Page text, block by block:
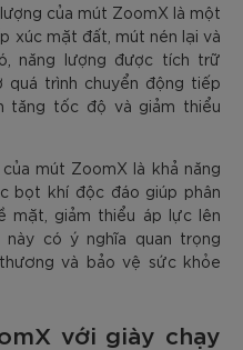
của mút ZoomX là một
xúc mặt đất, mút nén lại và
năng lượng được tích trữ
trình chuyển động tiếp
tăng tốc độ và giảm thiểu
mút ZoomX là khả năng
bọt khí độc đáo giúp phân
mặt, giảm thiểu áp lực lên
có ý nghĩa quan trọng
và bảo vệ sức khỏe
với giày chạy